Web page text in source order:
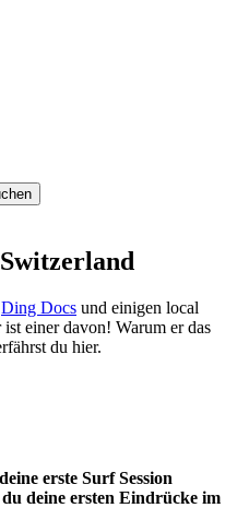
Ding Docs und einigen local
einer davon! Warum er das
du hier.
erste Surf Session
deine ersten Eindrücke im